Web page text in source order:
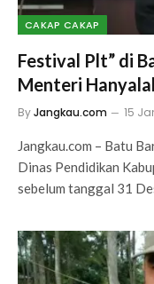
CAKAP CAKAP
Festival Plt” di
Menteri
ByJangkau.com 15
Jangkau.com – Batu
Dinas Pendidikan
sebelum tanggal 31